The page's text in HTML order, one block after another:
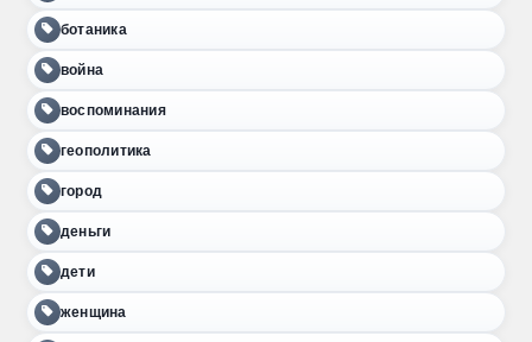
ботаника
война
воспоминания
геополитика
город
деньги
дети
женщина